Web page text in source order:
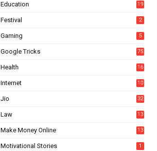
Education
19
Festival 2
Gaming 5
Google Tricks 75
Health 16
Internet
10
Jio 32
Law 13
Make Money Online 13
Motivational Stories 1